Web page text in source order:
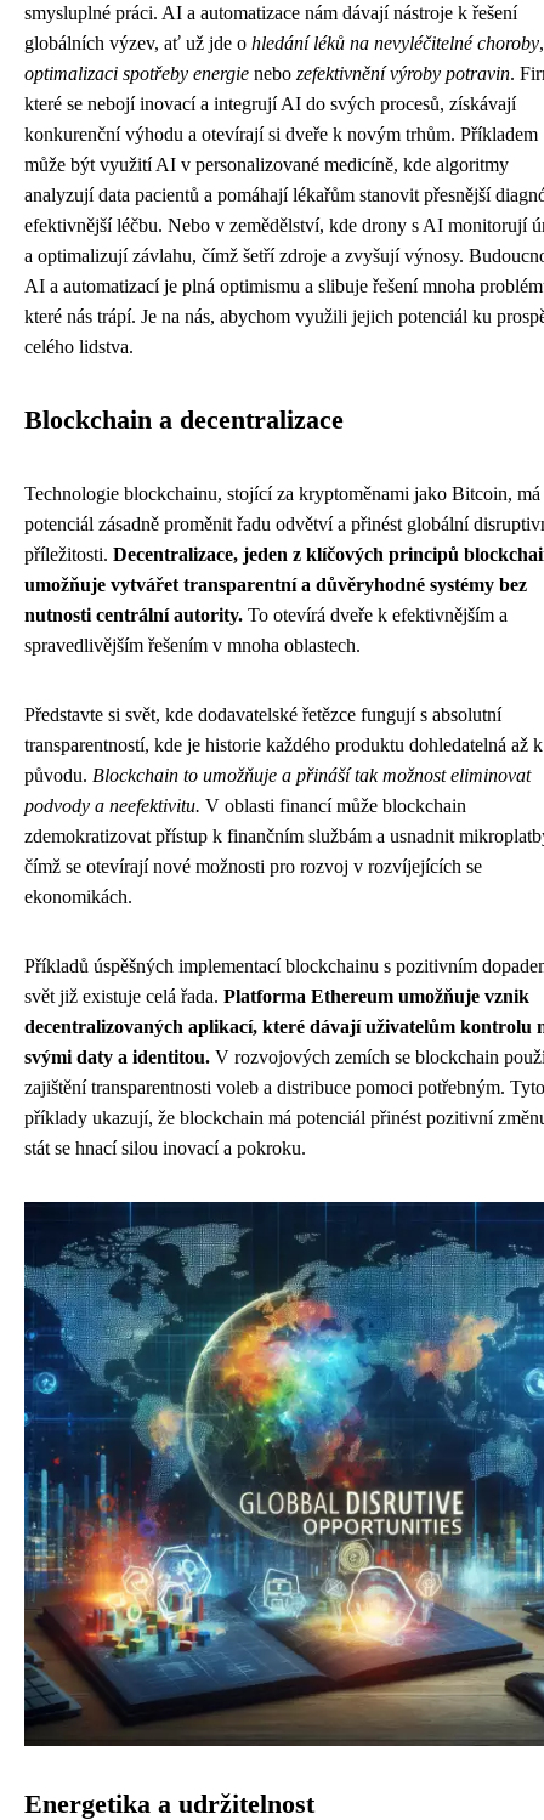
smysluplné práci. AI a automatizace nám dávají nástroje k řešení
globálních výzev, ať už jde o hledání léků na nevyléčitelné choroby,
optimalizaci spotřeby energie nebo zefektivnění výroby potravin.
které se nebojí inovací a integrují AI do svých procesů, získávají
konkurenční výhodu a otevírají si dveře k novým trhům. Příkladem
může být využití AI v personalizované medicíně, kde algoritmy
analyzují data pacientů a pomáhají lékařům stanovit přesnější
efektivnější léčbu. Nebo v zemědělství, kde drony s AI monitorují
a optimalizují závlahu, čímž šetří zdroje a zvyšují výnosy.
AI a automatizací je plná optimismu a slibuje řešení mnoha
které nás trápí. Je na nás, abychom využili jejich potenciál ku
celého lidstva.
Blockchain a decentralizace
Technologie blockchainu, stojící za kryptoměnami jako Bitcoin, má
potenciál zásadně proměnit řadu odvětví a přinést globální
příležitosti. Decentralizace, jeden z klíčových principů
umožňuje vytvářet transparentní a důvěryhodné systémy bez
nutnosti centrální autority. To otevírá dveře k efektivnějším a
spravedlivějším řešením v mnoha oblastech.
Představte si svět, kde dodavatelské řetězce fungují s absolutní
transparentností, kde je historie každého produktu dohledatelná až
původu. Blockchain to umožňuje a přináší tak možnost eliminovat
podvody a neefektivitu. V oblasti financí může blockchain
zdemokratizovat přístup k finančním službám a usnadnit
čímž se otevírají nové možnosti pro rozvoj v rozvíjejících se
ekonomikách.
Příkladů úspěšných implementací blockchainu s pozitivním
svět již existuje celá řada. Platforma Ethereum umožňuje vznik
decentralizovaných aplikací, které dávají uživatelům kontrolu
svými daty a identitou. V rozvojových zemích se blockchain
zajištění transparentnosti voleb a distribuce pomoci potřebným. Tyto
příklady ukazují, že blockchain má potenciál přinést pozitivní
stát se hnací silou inovací a pokroku.
Energetika a udržitelnost